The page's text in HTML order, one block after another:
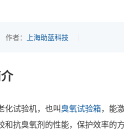
作者： 上海助蓝科技
化试验机，也叫臭氧试验箱，能
和抗臭氧剂的性能，保护效率的